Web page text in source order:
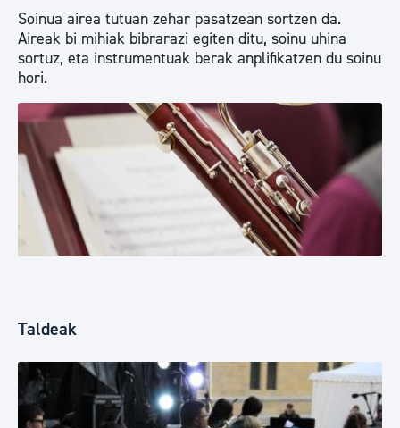
Soinua airea tutuan zehar pasatzean sortzen da.
Aireak bi mihiak bibrarazi egiten ditu, soinu uhina
sortuz, eta instrumentuak berak anplifikatzen du soinu
hori.
Taldeak